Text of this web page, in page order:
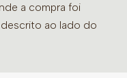
a compra foi
descrito ao lado do